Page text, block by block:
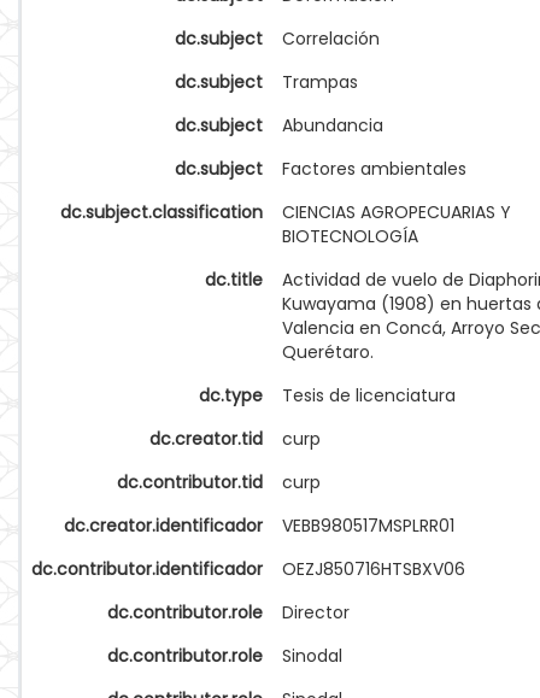
dc.subject
Correlación
dc.subject
Trampas
dc.subject
Abundancia
dc.subject
Factores ambientales
dc.subject.classification
CIENCIAS AGROPECUARIAS Y
BIOTECNOLOGÍA
dc.title
Actividad de vuelo de
Kuwayama (1908) en huertas
Valencia en Concá, Arroyo
Querétaro.
dc.type
Tesis de licenciatura
dc.creator.tid
curp
dc.contributor.tid
curp
dc.creator.identificador
VEBB980517MSPLRR01
dc.contributor.identificador
OEZJ850716HTSBXV06
dc.contributor.role
Director
dc.contributor.role
Sinodal